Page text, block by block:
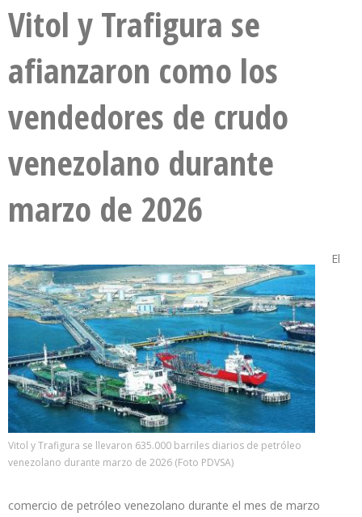
Vitol y Trafigura se
afianzaron como los
vendedores de crudo
venezolano durante
marzo de 2026
Vitol y Trafigura se llevaron 635.000 barriles diarios de petróleo
venezolano durante marzo de 2026 (Foto PDVSA)
El
comercio de petróleo venezolano durante el mes de marzo